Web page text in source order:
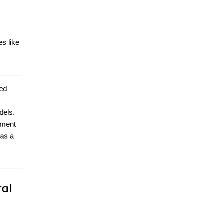
like
a